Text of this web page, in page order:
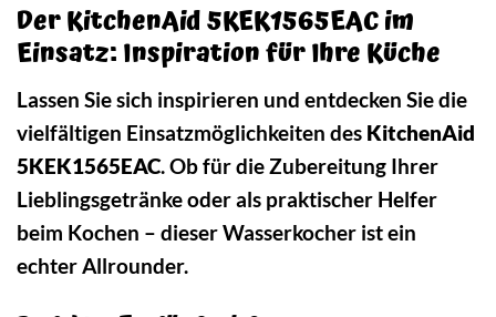
Der KitchenAid 5KEK1565EAC im
Einsatz: Inspiration für Ihre Küche
Lassen Sie sich inspirieren und entdecken Sie die
vielfältigen Einsatzmöglichkeiten des KitchenAid
5KEK1565EAC. Ob für die Zubereitung Ihrer
Lieblingsgetränke oder als praktischer Helfer
beim Kochen – dieser Wasserkocher ist ein
echter Allrounder.